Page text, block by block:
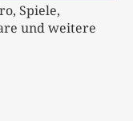
Spiele,
und weitere